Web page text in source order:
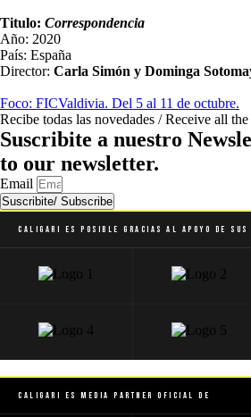
Titulo: Correspondencia
Año: 2020
País: España
Director: Carla Simón y Dominga
Foco: FICValdivia. Del 5 al 11 de octubre.
Recibe todas las novedades / Receive all
Suscribite a nuestro
to our newsletter.
Email
Suscribite/ Subscribe
Caligari es posible gracias al apoyo de sus
Caligari es Media Partner Oficial de